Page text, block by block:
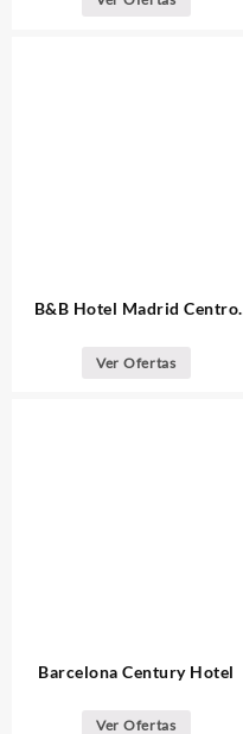
B&B Hotel Madrid Centro
Ver Ofertas
Barcelona Century Hotel
Ver Ofertas